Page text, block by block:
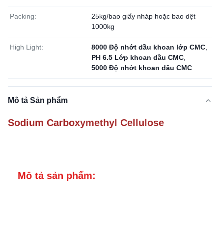
Packing:
25kg/bao giấy nháp hoặc bao dệt
1000kg
High Light: 8000 Độ nhớt dầu khoan lớp CMC
PH 6.5 Lớp khoan dầu CMC
5000 Độ nhớt khoan dầu CMC
Mô tả Sản phẩm
Sodium Carboxymethyl Cellulose
Mô tả sản phẩm: